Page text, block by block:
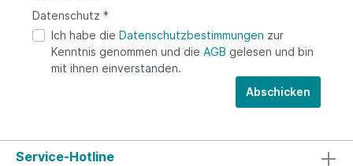
Datenschutz *
Ich habe die Datenschutzbestimmungen zur
Kenntnis genommen und die AGB gelesen und bin
mit ihnen einverstanden.
Abschicken
Service-Hotline